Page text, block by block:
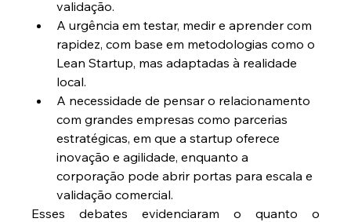
validação.
A urgência em testar, medir e aprender com
rapidez, com base em metodologias como o
Lean Startup, mas adaptadas à realidade
local.
A necessidade de pensar o relacionamento
com grandes empresas como parcerias
estratégicas, em que a startup oferece
inovação e agilidade, enquanto a
corporação pode abrir portas para escala e
validação comercial.
Esses debates evidenciaram o quanto o